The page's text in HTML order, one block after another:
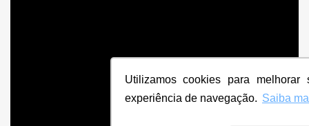
Utilizamos cookies para melhorar
experiência de navegação. Saiba